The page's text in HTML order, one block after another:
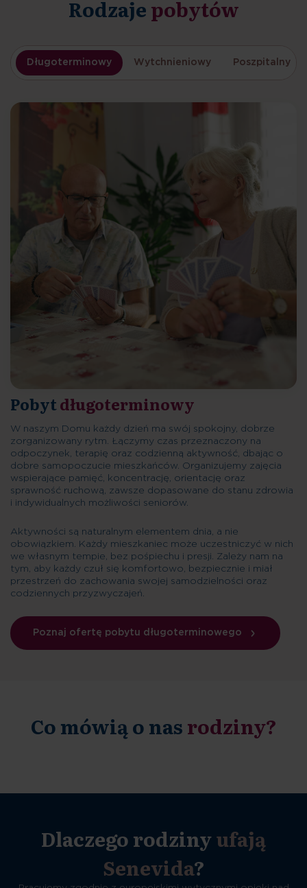
Rodzajepobytów
Długoterminowy Wytchnieniowy Poszpitalny
Pobytdługoterminowy
W naszym Domu każdy dzień ma swój spokojny, dobrze
zorganizowany rytm. Łączymy czas przeznaczony na
odpoczynek, terapię oraz codzienną aktywność, dbając o
dobre samopoczucie mieszkańców. Organizujemy zajęcia
wspierające pamięć, koncentrację, orientację oraz
sprawność ruchową, zawsze dopasowane do stanu zdrowia
i indywidualnych możliwości seniorów.
Aktywności są naturalnym elementem dnia, a nie
obowiązkiem. Każdy mieszkaniec może uczestniczyć w nich
we własnym tempie, bez pośpiechu i presji. Zależy nam na
tym, aby każdy czuł się komfortowo, bezpiecznie i miał
przestrzeń do zachowania swojej samodzielności oraz
codziennych przyzwyczajeń.
Poznaj ofertę pobytu długoterminowego
Co mówią o nasrodziny?
Dlaczego rodzinyufają
Senevida?